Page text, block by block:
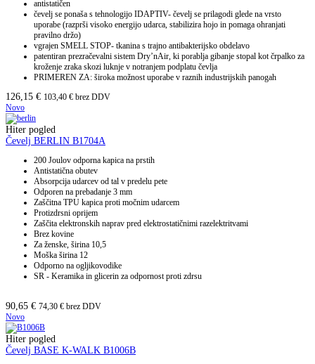
antistatičen
čevelj se ponaša s tehnologijo IDAPTIV- čevelj se prilagodi glede na vrsto
uporabe (razprši visoko energijo udarca, stabilizira hojo in pomaga ohranjati
pravilno držo)
vgrajen SMELL STOP- tkanina s trajno antibakterijsko obdelavo
patentiran prezračevalni sistem Dry’nAir, ki porablja gibanje stopal kot črpalko za
kroženje zraka skozi luknje v notranjem podplatu čevlja
PRIMEREN ZA: široka možnost uporabe v raznih industrijskih panogah
126,15 € 103,40 € brez DDV
Novo
Hiter pogled
Čevelj BERLIN B1704A
200 Joulov odporna kapica na prstih
Antistatična obutev
Absorpcija udarcev od tal v predelu pete
Odporen na prebadanje 3 mm
Zaščitna TPU kapica proti močnim udarcem
Protizdrsni oprijem
Zaščita elektronskih naprav pred elektrostatičnimi razelektritvami
Brez kovine
Za ženske, širina 10,5
Moška širina 12
Odporno na ogljikovodike
SR - Keramika in glicerin za odpornost proti zdrsu
90,65 € 74,30 € brez DDV
Novo
Hiter pogled
Čevelj BASE K-WALK B1006B